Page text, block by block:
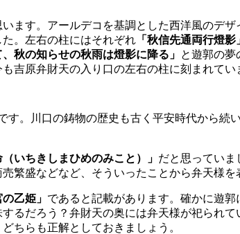
ます。アールデコを基調とした西洋風のデ
。左右の柱にはそれぞれ 「秋信先通両行燈
秋の知らせの秋雨は燈影に降る」 と遊郭の夢
吉原弁財天の入り口の左右の柱に刻まれてい
。川口の鋳物の歴史も古く平安時代から
いちきしまひめのみこと）」 だと思っていま
繁盛などなど、そういったことから弁天様を
の乙姫」 であると記載があります。確かに遊
るだろう？弁財天の奥には弁天様が祀られ
ちらも正解としておきましょう。